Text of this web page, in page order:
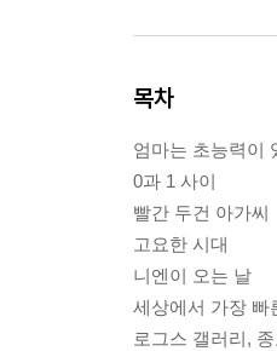
목차
엄마는 초능력이
0과 1 사이
빨간 두건 아가씨
고요한 시대
니엔이 오는 날
세상에서 가장 빠
로그스 갤러리, 종